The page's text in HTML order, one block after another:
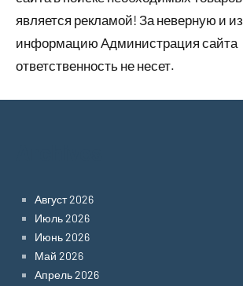
является рекламой! За неверную и
информацию Администрация сайта
ответственность не несет.
Август 2026
Июль 2026
Июнь 2026
Май 2026
Апрель 2026